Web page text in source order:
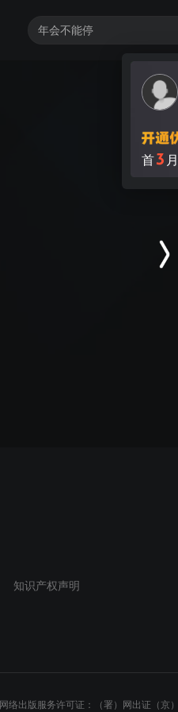
首3
知识产权声明
网络出版服务许可证：（署）网出证（京